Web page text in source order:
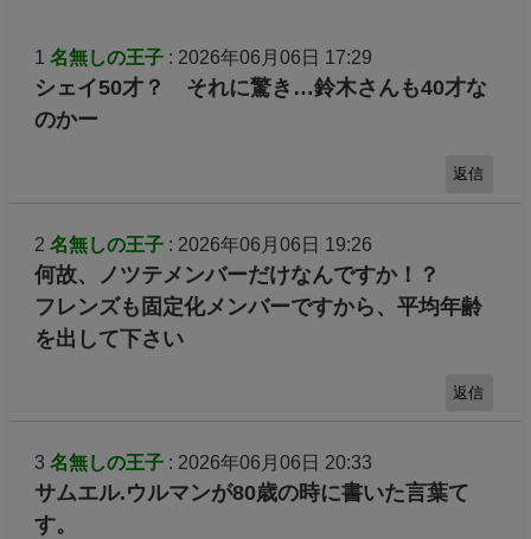
1 名無しの王子: 2026年06月06日 17:29
シェイ50才？ それに驚き…鈴木さんも40才な
のかー
返信
2 名無しの王子: 2026年06月06日 19:26
何故、ノツテメンバーだけなんですか！？
フレンズも固定化メンバーですから、平均年齢
を出して下さい
返信
3 名無しの王子: 2026年06月06日 20:33
サムエル.ウルマンが80歳の時に書いた言葉て
す。